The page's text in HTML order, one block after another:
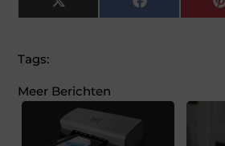
X
(Twitter)
Facebook
Tags:
Meer Berichten